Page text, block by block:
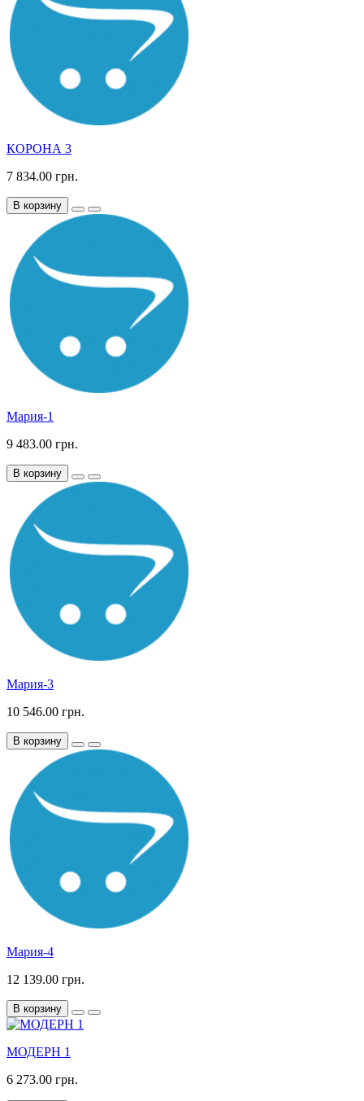
КОРОНА 3
7 834.00 грн.
В корзину
Мария-1
9 483.00 грн.
В корзину
Мария-3
10 546.00 грн.
В корзину
Мария-4
12 139.00 грн.
В корзину
МОДЕРН 1
6 273.00 грн.